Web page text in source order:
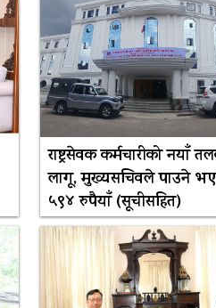
राष्ट्रसेवक कर्मचारीको नयाँ
लागू, मुख्यसचिवले पाउने भए
५९४ रुपैयाँ (सूचीसहित)